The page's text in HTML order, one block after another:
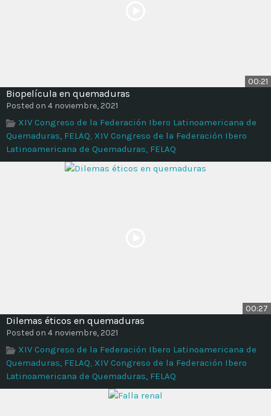
00:21
Biopelícula en quemaduras
Posted on 4 noviembre, 2021
XIV Congreso de la Federación Ibero Latinoamericana de
Quemaduras, FELAQ, XIV Congreso de la Federación Ibero
Latinoamericana de Quemaduras, FELAQ
00:27
Dilemas éticos en quemaduras
Posted on 4 noviembre, 2021
XIV Congreso de la Federación Ibero Latinoamericana de
Quemaduras, FELAQ, XIV Congreso de la Federación Ibero
Latinoamericana de Quemaduras, FELAQ